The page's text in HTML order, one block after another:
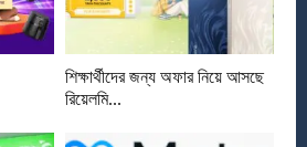
শিক্ষার্থীদের জন্য অফার নিয়ে আসছে
রিয়েলমি...